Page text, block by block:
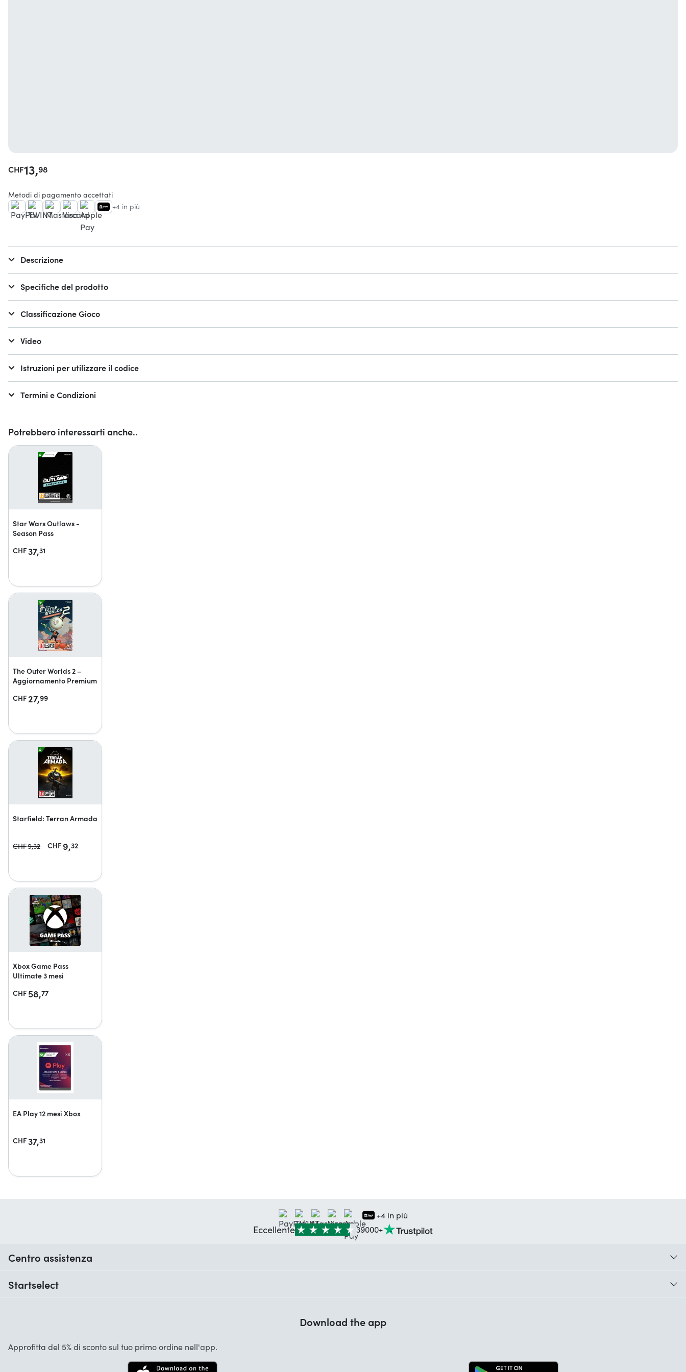
Potrebbero interessarti anche..
Star Wars Outlaws -
Season Pass
CHF37,31
The Outer Worlds 2 –
Aggiornamento Premium
CHF27,99
Starfield: Terran Armada
CHF9,32 CHF 9,32
Xbox Game Pass
Ultimate 3 mesi
CHF 58,77
EA Play 12 mesi Xbox
CHF37,31
CHF13,98
Metodi di pagamento accettati
+4 in più
Descrizione
Specifiche del prodotto
Classificazione Gioco
Video
Istruzioni per utilizzare il codice
Termini e Condizioni
+4 in più
Eccellente 39000+
Centro assistenza
Startselect
Startselect App
Download the app
Approfitta del 5% di sconto sul tuo primo ordine nell'app.